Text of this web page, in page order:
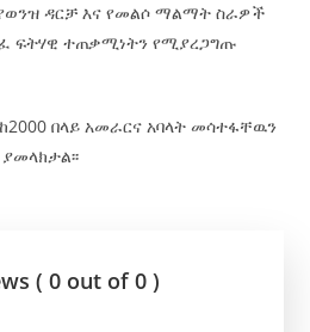
የወንዝ ዳርቻ እና የመልሶ ማልማት ስራዎች
ፍትሃዊ ተጠቃሚነትን የሚያረጋግጡ
በላይ አመራርና አባላት መሳተፋቸዉን
( 0 out of 0 )